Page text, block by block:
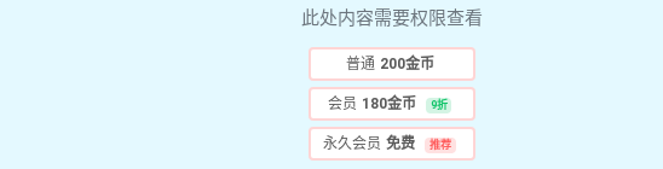
此处内容需要权限查看
普通 200金币
会员 180金币 9折
永久会员 免费 推荐